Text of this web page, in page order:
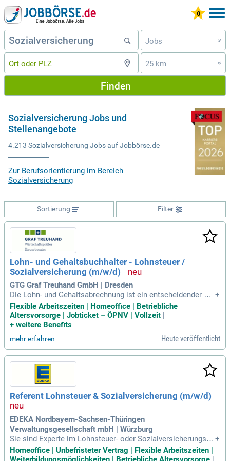
Jobs »
25 km »
Finden
Sozialversicherung Jobs und
Stellenangebote
4.213 Sozialversicherung Jobs auf Jobbörse.de
Zur Berufsorientierung im Bereich
Sozialversicherung
Filter
Sortierung
Lohn- und Gehaltsbuchhalter - Lohnsteuer /
Sozialversicherung (m/w/d)
GTG Graf Treuhand GmbH | Dresden
Die Lohn- und Gehaltsabrechnung ist ein entscheidender Pr
ozess für Unternehmen. Sie erfordert Fachwissen in Melde-
und Bescheinigungswesen sowie eine enge Kooperation mit
Mandanten und Behörden. Unsere Experten erstellen präzise
erungsträger und Finanzämter. Zudem unterstützen sie bei J
ahresmeldungen und Lohnsteuerprüfungen. Eine erfolgreich
e Tätigkeit setzt sehr gute Deutschkenntnisse auf C1-Nivea
u und mehrjährige Erfahrung im Kanzleiumfeld voraus. Fundi
erte Kenntnisse im Lohnsteuer- und Sozialversicherungsrec
ht sind ebenfalls unerlässlich, um anspruchsvolle abrechnu
ngsrelevante Fragestellungen kompetent zu bearbeiten.
+
Flexible Arbeitszeiten | Homeoffice | Betriebliche
Altersvorsorge | Jobticket – ÖPNV | Vollzeit
+ weitere Benefits
mehr erfahren Heute veröffentlicht
Referent Lohnsteuer & Sozialversicherung (m/w/d)
EDEKA Nordbayern-Sachsen-Thüringen
Verwaltungsgesellschaft mbH | Würzburg
Sie sind Experte im Lohnsteuer- oder Sozialversicherungsre
cht? Dann unterstützen Sie die EDEKA Nordbayern-Sachsen-
Thüringen Verwaltungsgesellschaft mbH in Würzburg als Be
+
Homeoffice | Unbefristeter Vertrag | Flexible Arbeitszeiten |